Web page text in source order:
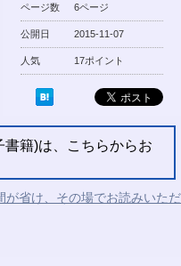
ページ数 6ページ
公開日 2015-11-07
人気 17ポイント
籍)は、こちらからお
省け、その場でお読みいただ